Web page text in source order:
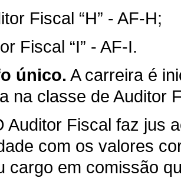
Fiscal “H” - AF-H;
Fiscal “I” - AF-I.
único. A carreira é
na classe de Auditor
Auditor Fiscal faz jus
com os valores
cargo em comissão